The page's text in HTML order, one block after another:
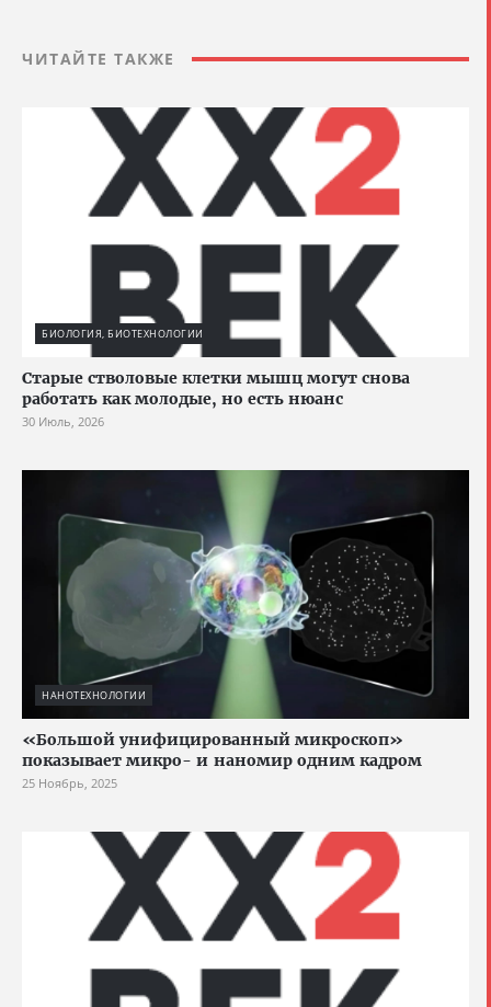
ЧИТАЙТЕ ТАКЖЕ
БИОЛОГИЯ, БИОТЕХНОЛОГИИ
Старые стволовые клетки мышц могут снова
работать как молодые, но есть нюанс
30 Июль, 2026
НАНОТЕХНОЛОГИИ
«Большой унифицированный микроскоп»
показывает микро- и наномир одним кадром
25 Ноябрь, 2025